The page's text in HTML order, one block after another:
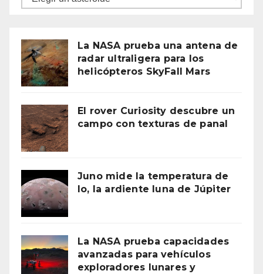
La NASA prueba una antena de
radar ultraligera para los
helicópteros SkyFall Mars
El rover Curiosity descubre un
campo con texturas de panal
Juno mide la temperatura de
Io, la ardiente luna de Júpiter
La NASA prueba capacidades
avanzadas para vehículos
exploradores lunares y